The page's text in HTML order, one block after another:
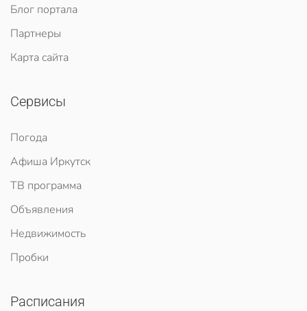
Блог портала
Партнеры
Карта сайта
Сервисы
Погода
Афиша Иркутск
ТВ программа
Объявления
Недвижимость
Пробки
Расписания